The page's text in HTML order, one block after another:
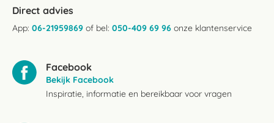
Direct advies
App: 06-21959869 of bel: 050-409 69 96 onze klantenservice
Facebook
Bekijk Facebook
Inspiratie, informatie en bereikbaar voor vragen